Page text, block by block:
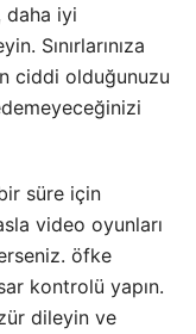
daha iyi
Sınırlarınıza
ciddi olduğunuzu
süre için
video oyunları
öfke
kontrolü yapın.
dileyin ve